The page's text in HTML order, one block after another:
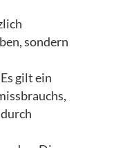
sondern
gilt ein